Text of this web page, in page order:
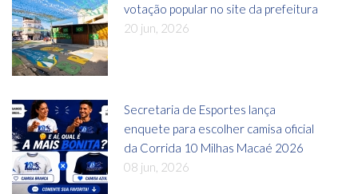
votação popular no site da prefeitura
20 jun, 2026
Secretaria de Esportes lança
enquete para escolher camisa oficial
da Corrida 10 Milhas Macaé 2026
08 jun, 2026